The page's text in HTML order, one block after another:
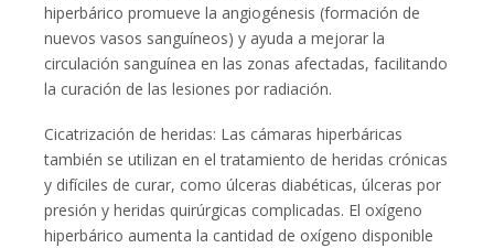
hiperbárico promueve la angiogénesis (formación de
nuevos vasos sanguíneos) y ayuda a mejorar la
circulación sanguínea en las zonas afectadas, facilitando
la curación de las lesiones por radiación.
Cicatrización de heridas: Las cámaras hiperbáricas
también se utilizan en el tratamiento de heridas crónicas
y difíciles de curar, como úlceras diabéticas, úlceras por
presión y heridas quirúrgicas complicadas. El oxígeno
hiperbárico aumenta la cantidad de oxígeno disponible